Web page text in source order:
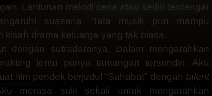
Lantunan melodi ceria atau sedih terdengar
suasana. Tata musik pun mampu
kisah drama keluarga yang tak biasa.
dengan sutradaranya. Dalam mengarahkan
tentu punya tantangan tersendiri. Aku
film pendek berjudul “Sahabat” dengan talent
merasa sulit sekali untuk mengarahkan